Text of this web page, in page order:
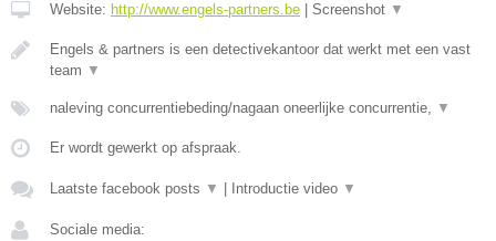
Website: http://www.engels-partners.be Screenshot ▼
Engels & partners is een detectivekantoor dat werkt met een vast
team ▼
naleving concurrentiebeding/nagaan oneerlijke concurrentie, ▼
Er wordt gewerkt op afspraak.
Laatste facebook posts ▼ Introductie video ▼
Sociale media: